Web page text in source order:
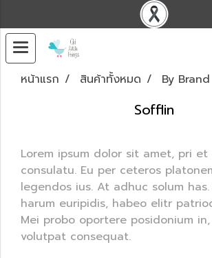
หน้าแรก สินค้าทั้งหมด By Brand
Sofflin
Lorem ipsum dolor sit amet, pri
consulatu. Eu per ceteros
legendos ius. At adhuc solum
harum euripidis, habeo elitr
Mei probo oportere posidonium
volutpat consequat.